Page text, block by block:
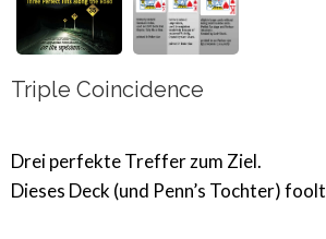
Triple Coincidence
Drei perfekte Treffer zum Ziel.
Dieses Deck (und Penn’s Tochter)